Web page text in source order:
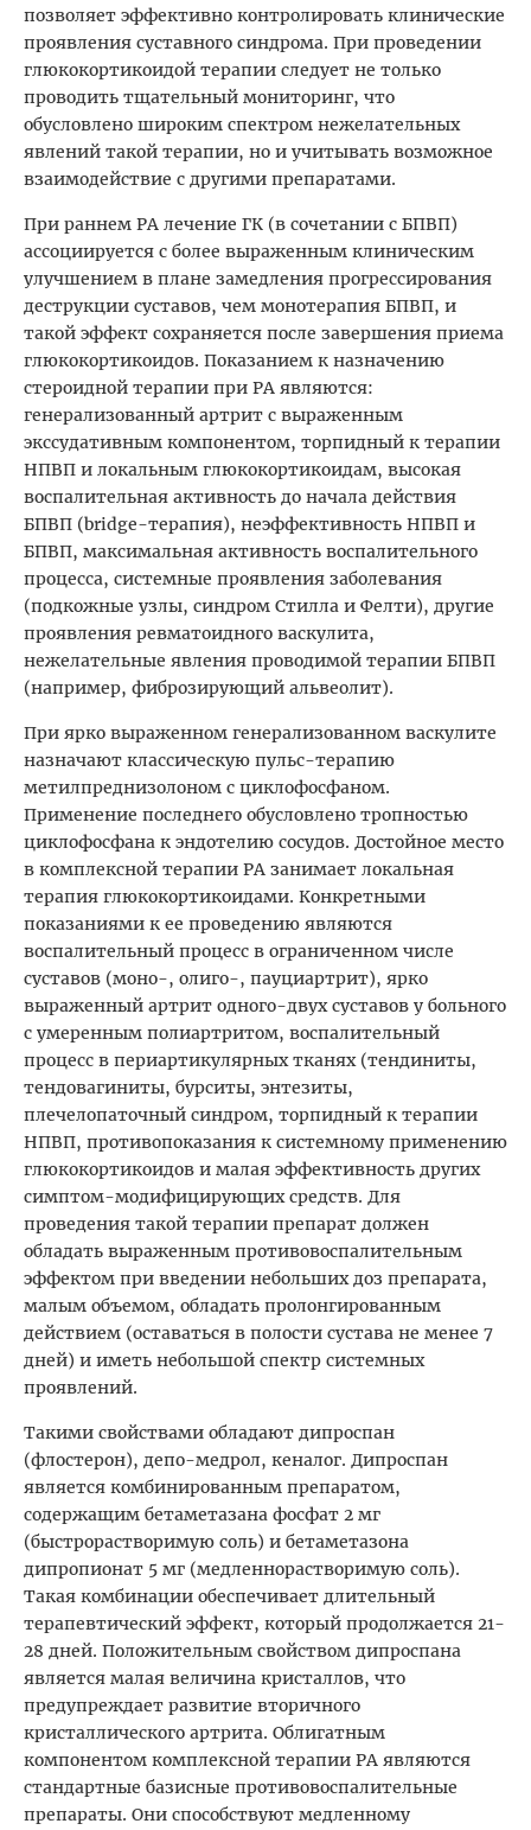
позволяет эффективно контролировать клинические
проявления суставного синдрома. При проведении
глюкокортикоидой терапии следует не только
проводить тщательный мониторинг, что
обусловлено широким спектром нежелательных
явлений такой терапии, но и учитывать возможное
взаимодействие с другими препаратами.
При раннем РА лечение ГК (в сочетании с БПВП)
ассоциируется с более выраженным клиническим
улучшением в плане замедления прогрессирования
деструкции суставов, чем монотерапия БПВП, и
такой эффект сохраняется после завершения приема
глюкокортикоидов. Показанием к назначению
стероидной терапии при РА являются:
генерализованный артрит с выраженным
экссудативным компонентом, торпидный к терапии
НПВП и локальным глюкокортикоидам, высокая
воспалительная активность до начала действия
БПВП (bridge-терапия), неэффективность НПВП и
БПВП, максимальная активность воспалительного
процесса, системные проявления заболевания
(подкожные узлы, синдром Стилла и Фелти), другие
проявления ревматоидного васкулита,
нежелательные явления проводимой терапии БПВП
(например, фиброзирующий альвеолит).
При ярко выраженном генерализованном васкулите
назначают классическую пульс-терапию
метилпреднизолоном с циклофосфаном.
Применение последнего обусловлено тропностью
циклофосфана к эндотелию сосудов. Достойное место
в комплексной терапии РА занимает локальная
терапия глюкокортикоидами. Конкретными
показаниями к ее проведению являются
воспалительный процесс в ограниченном числе
суставов (моно-, олиго-, пауциартрит), ярко
выраженный артрит одного-двух суставов у больного
с умеренным полиартритом, воспалительный
процесс в периартикулярных тканях (тендиниты,
тендовагиниты, бурситы, энтезиты,
плечелопаточный синдром, торпидный к терапии
НПВП, противопоказания к системному применению
глюкокортикоидов и малая эффективность других
симптом-модифицирующих средств. Для
проведения такой терапии препарат должен
обладать выраженным противовоспалительным
эффектом при введении небольших доз препарата,
малым объемом, обладать пролонгированным
действием (оставаться в полости сустава не менее 7
дней) и иметь небольшой спектр системных
проявлений.
Такими свойствами обладают дипроспан
(флостерон), депо-медрол, кеналог. Дипроспан
является комбинированным препаратом,
содержащим бетаметазана фосфат 2 мг
(быстрорастворимую соль) и бетаметазона
дипропионат 5 мг (медленнорастворимую соль).
Такая комбинации обеспечивает длительный
терапевтический эффект, который продолжается 21-
28 дней. Положительным свойством дипроспана
является малая величина кристаллов, что
предупреждает развитие вторичного
кристаллического артрита. Облигатным
компонентом комплексной терапии РА являются
стандартные базисные противовоспалительные
препараты. Они способствуют медленному